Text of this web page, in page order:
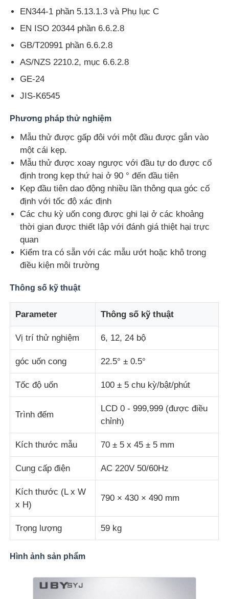
Liên hệ chúng tôi
Máy kiểm tra phổ quát
Máy kiểm tra tác động
Máy thử abrasion
thiết bị kiểm tra cao su
Thiết bị kiểm tra giày dép
Thiết bị thử nghiệm bao bì
Thiết bị thử nghiệm chất dán
máy kiểm tra vải
Bộ điều khiển nhiệt độ và độ ẩm
máy đo độ cứng
EN344-1 phần 5.13.1.3 và Phụ lục C
EN ISO 20344 phần 6.6.2.8
GB/T20991 phần 6.6.2.8
AS/NZS 2210.2, mục 6.6.2.8
GE-24
JIS-K6545
Phương pháp thử nghiệm
Mẫu thử được gấp đôi với một đầu được gắn vào
một cái kẹp.
Mẫu thử được xoay ngược với đầu tự do được cố
định trong kẹp thứ hai ở 90 ° đến đầu tiên
Kẹp đầu tiên dao động nhiều lần thông qua góc cố
định với tốc độ xác định
Các chu kỳ uốn cong được ghi lại ở các khoảng
thời gian được thiết lập với đánh giá thiệt hại trực
quan
Kiểm tra có sẵn với các mẫu ướt hoặc khô trong
điều kiện môi trường
Thông số kỹ thuật
Parameter Thông số kỹ thuật
Vị trí thử nghiệm 6, 12, 24 bộ
góc uốn cong 22.5° ± 0.5°
Tốc độ uốn 100 ± 5 chu kỳ/bật/phút
Trình đếm
LCD 0 - 999,999 (được điều
chỉnh)
Kích thước mẫu 70 ± 5 x 45 ± 5 mm
Cung cấp điện AC 220V 50/60Hz
Kích thước (L x W
x H)
790 × 430 × 490 mm
Trọng lượng 59 kg
Hình ảnh sản phẩm